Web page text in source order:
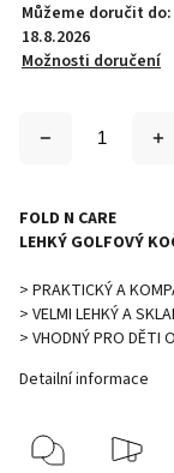
Můžeme doručit do:
18.8.2026
Možnosti doručení
FOLD N CARE
LEHKÝ GOLFOVÝ
> PRAKTICKÝ A
> VELMI LEHKÝ A
> VHODNÝ PRO DĚTI
Detailní informace